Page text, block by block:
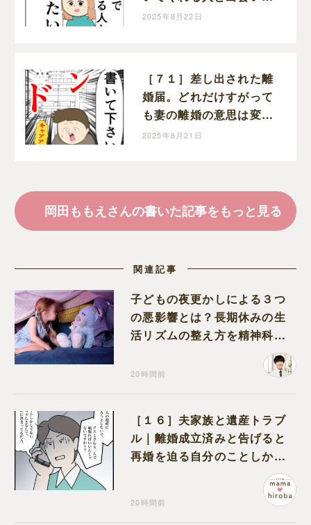
い」と前を向く。クセ強
2025年8月22日
［７１］差し出された離
婚届。どれだけすがって
も妻の離婚の意思は変わ
らない。クセ強義母に抗
2025年8月21日
岡田ももえさんの書いた記事をもっと見る
関連記事
子どもの夜更かしによる３つ
の悪影響とは？長期休みの生
活リズムの整え方を精神科医
20時間前
［１６］夫家族と遺産トラブ
ル｜離婚成立済みと告げると
再婚を迫る自分のことしか考
20時間前